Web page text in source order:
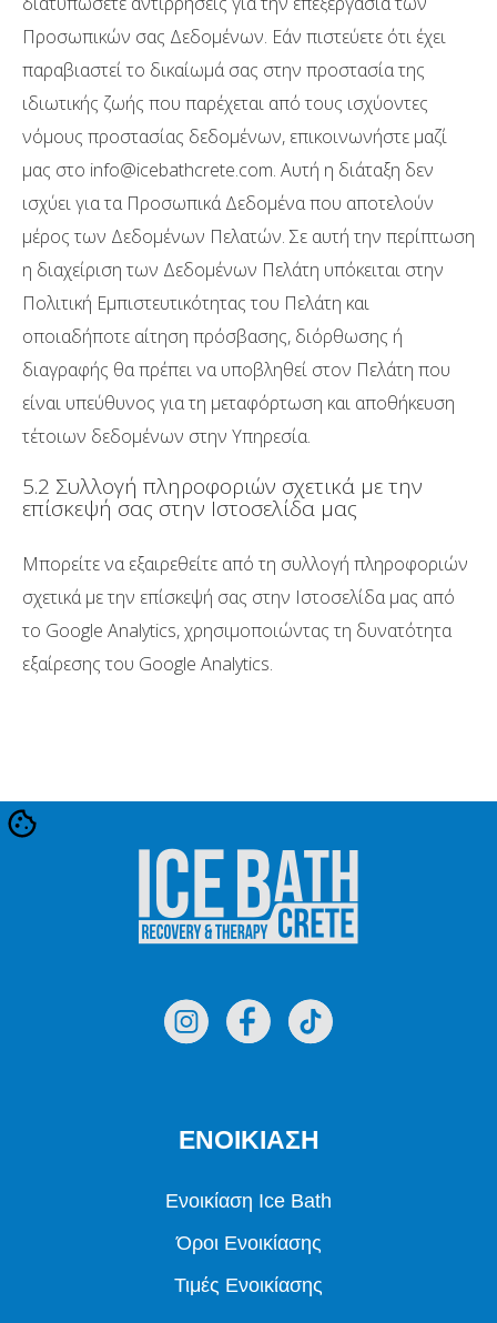
Προσωπικών σας Δεδομένων. Εάν πιστεύετε ότι έχει
παραβιαστεί το δικαίωμά σας στην προστασία της
ιδιωτικής ζωής που παρέχεται από τους ισχύοντες
νόμους προστασίας δεδομένων, επικοινωνήστε μαζί
μας στο info@icebathcrete.com. Αυτή η διάταξη δεν
ισχύει για τα Προσωπικά Δεδομένα που αποτελούν
μέρος των Δεδομένων Πελατών. Σε αυτή την περίπτωση
η διαχείριση των Δεδομένων Πελάτη υπόκειται στην
Πολιτική Εμπιστευτικότητας του Πελάτη και
οποιαδήποτε αίτηση πρόσβασης, διόρθωσης ή
διαγραφής θα πρέπει να υποβληθεί στον Πελάτη που
είναι υπεύθυνος για τη μεταφόρτωση και αποθήκευση
τέτοιων δεδομένων στην Υπηρεσία.
5.2 Συλλογή πληροφοριών σχετικά με την
επίσκεψή σας στην Ιστοσελίδα μας
Μπορείτε να εξαιρεθείτε από τη συλλογή πληροφοριών
σχετικά με την επίσκεψή σας στην Ιστοσελίδα μας από
το Google Analytics, χρησιμοποιώντας τη δυνατότητα
εξαίρεσης του Google Analytics.
ΕΝΟΙΚΙΑΣΗ
Ενοικίαση Ice Bath
Όροι Ενοικίασης
Τιμές Ενοικίασης